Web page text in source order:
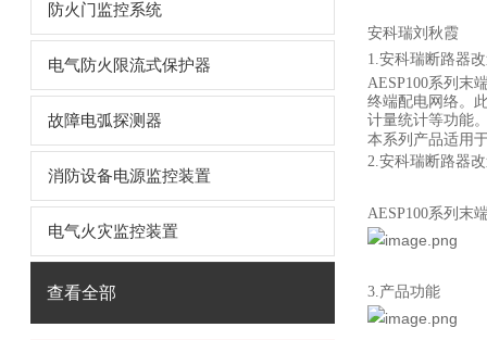
防火门监控系统
电气防火限流式保护器
故障电弧探测器
消防设备电源监控装置
电气火灾监控装置
查看全部
安科瑞刘秋霞
1.安科瑞断路器
AESP100系列末
终端配电网络。
计量统计等功能
本系列产品适用
2.安科瑞断路器
AESP100系列末
3.产品功能